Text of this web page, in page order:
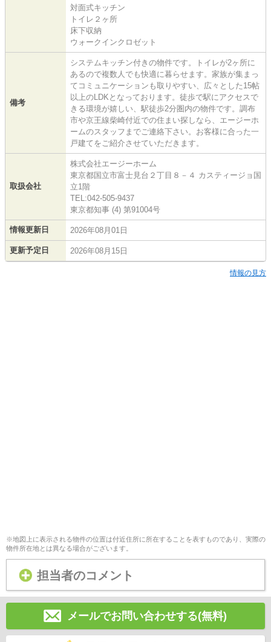
対面式キッチン
トイレ２ヶ所
床下収納
ウォークインクロゼット
備考
システムキッチン付きの物件です。トイレが2ヶ所に
あるので複数人でも快適に暮らせます。家族が集まっ
てコミュニケーションも取りやすい、広々とした15帖
以上のLDKとなっております。徒歩で駅にアクセスで
きる環境が嬉しい、駅徒歩2分圏内の物件です。調布
市や京王線柴崎付近での住まい探しなら、エージーホ
ームのスタッフまでご連絡下さい。お客様に合った一
戸建てをご紹介させていただきます。
取扱会社
株式会社エージーホーム
東京都国立市富士見台２丁目８－４ カスティージョ国
立1階
TEL:042-505-9437
東京都知事 (4) 第91004号
情報更新日 2026年08月01日
更新予定日 2026年08月15日
情報の見方
※地図上に表示される物件の位置は付近住所に所在することを表すものであり、実際の
物件所在地とは異なる場合がございます。
担当者のコメント
メールでお問い合わせする(無料)